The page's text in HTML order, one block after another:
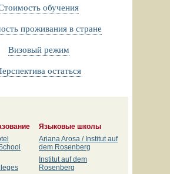
обучения
проживания в стране
Визовый режим
остаться
Языковые школы
Ariana Arosa / Institut auf
dem Rosenberg
Institut auf dem
Rosenberg